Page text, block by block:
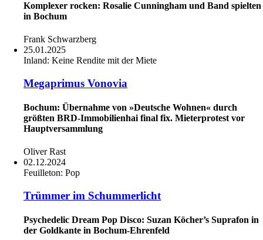
Komplexer rocken: Rosalie Cunningham und Band spielten
in Bochum
Frank Schwarzberg
25.01.2025
Inland: Keine Rendite mit der Miete
Megaprimus Vonovia
Bochum: Übernahme von »Deutsche Wohnen« durch
größten BRD-Immobilienhai final fix. Mieterprotest vor
Hauptversammlung
Oliver Rast
02.12.2024
Feuilleton: Pop
Trümmer im Schummerlicht
Psychedelic Dream Pop Disco: Suzan Köcher’s Suprafon in
der Goldkante in Bochum-Ehrenfeld